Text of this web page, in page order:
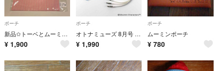
ポーチ
新品✩トーベとムーミン展 巾着
¥ 1,900
ポーチ
オトナミューズ 8月号 MOOMIN 巻き取り式USBケーブル ＆ビニールポーチ
¥ 1,990
ポーチ
ムーミンポーチ
¥ 780